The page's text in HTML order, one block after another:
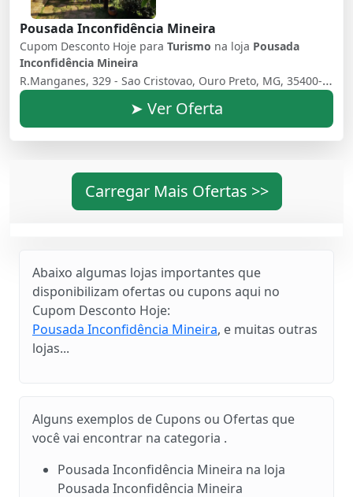
Pousada Inconfidência Mineira
Cupom Desconto Hoje para Turismo na loja Pousada
Inconfidência Mineira
R.Manganes, 329 - Sao Cristovao, Ouro Preto, MG, 35400-000, Brasil
➤ Ver Oferta
Carregar Mais Ofertas >>
Abaixo algumas lojas importantes que
disponibilizam ofertas ou cupons aqui no
Cupom Desconto Hoje:
Pousada Inconfidência Mineira, e muitas outras
lojas...
Alguns exemplos de Cupons ou Ofertas que
você vai encontrar na categoria .
Pousada Inconfidência Mineira na loja
Pousada Inconfidência Mineira